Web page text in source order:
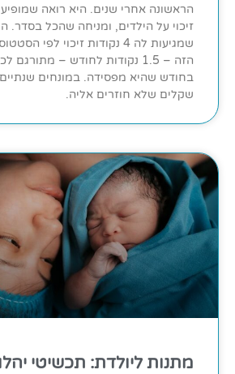
זיכוי על הילדים, ומניחה שהכל בסדר.
שמגיעות לה 4 נקודות זיכוי
שקלים שלא חוזרים אליה.
מתנות ליולדת: תכשיטי